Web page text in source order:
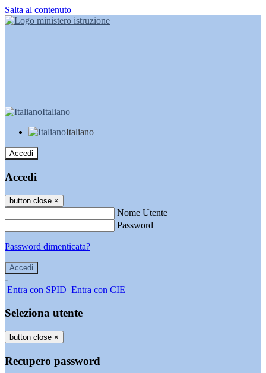
Salta al contenuto
Italiano
Italiano
Accedi
Accedi
button close ×
Nome Utente
Password
Password dimenticata?
-
Entra con SPID Entra con CIE
Seleziona utente
button close ×
Recupero password